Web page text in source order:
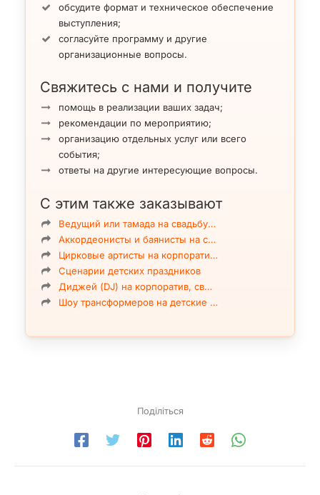
обсудите формат и техническое обеспечение
выступления;
согласуйте программу и другие
организационные вопросы.
Свяжитесь с нами и получите
помощь в реализации ваших задач;
рекомендации по мероприятию;
организацию отдельных услуг или всего
события;
ответы на другие интересующие вопросы.
С этим также заказывают
Ведущий или тамада на свадьбу…
Аккордеонисты и баянисты на с…
Цирковые артисты на корпорати…
Сценарии детских праздников
Диджей (DJ) на корпоратив, св…
Шоу трансформеров на детские …
Поділіться